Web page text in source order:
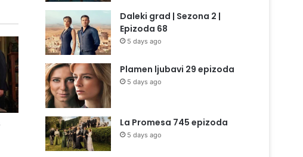
Daleki grad | Sezona 2 |
Epizoda 68
5 days ago
Plamen ljubavi 29 epizoda
5 days ago
La Promesa 745 epizoda
5 days ago